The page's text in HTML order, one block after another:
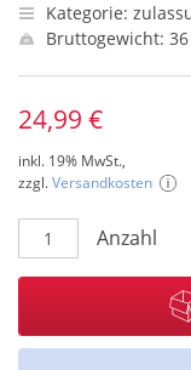
Kategorie:
Bruttogewicht:
24,99 €
inkl. 19% MwSt.,
zzgl.Versandkosten
Anzahl